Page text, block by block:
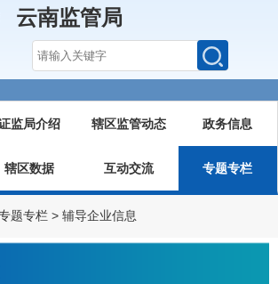
云南监管局
监局介绍 辖区监管动态 政务信息
辖区数据 互动交流 专题专栏
题专栏 > 辅导企业信息